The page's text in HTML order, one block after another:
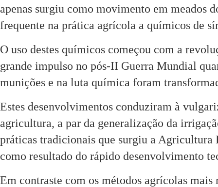
apenas surgiu como movimento em meados
frequente na prática agrícola a químicos de
O uso destes químicos começou com a
grande impulso no pós-II Guerra Mundial
munições e na luta química foram
Estes desenvolvimentos conduziram à
agricultura, a par da generalização da
práticas tradicionais que surgiu a
como resultado do rápido desenvolvimento
Em contraste com os métodos agrícolas